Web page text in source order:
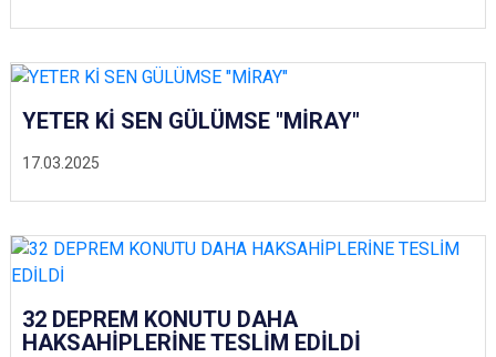
17.03.2025
YETER Kİ SEN GÜLÜMSE "MİRAY"
32 DEPREM KONUTU DAHA
HAKSAHİPLERİNE TESLİM EDİLDİ